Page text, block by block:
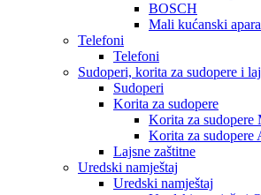
BOSCH
Mali kućanski
Telefoni
Telefoni
Sudoperi, korita za sudopere i
Sudoperi
Korita za sudopere
Korita za sudopere
Korita za sudopere
Lajsne zaštitne
Uredski namještaj
Uredski namještaj